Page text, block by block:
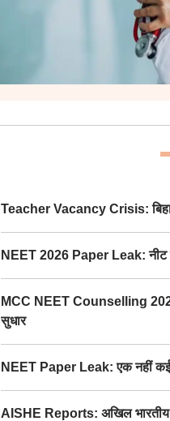
Teacher Vacancy Crisis:
NEET 2026 Paper Leak: नीट
MCC NEET Counselling
सुधार
NEET Paper Leak: एक नहीं कई
AISHE Reports: अखिल भारतीय